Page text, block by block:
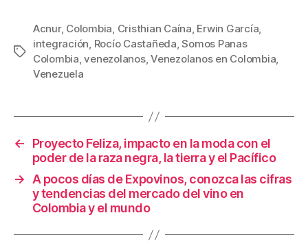
c
e
b
o
k
tt
er
ail er
e
m
p
Etiquetas
Acnur, Colombia, Cristhian Caína, Erwin García,
integración, Rocío Castañeda,Somos Panas
Colombia,venezolanos,Venezolanos en Colombia,
Venezuela
←
Proyecto Feliza, impacto en la moda con el
poder de la raza negra, la tierra y el Pacífico
→
A pocos días de Expovinos, conozca las cifras
y tendencias del mercado del vino en
Colombia y el mundo